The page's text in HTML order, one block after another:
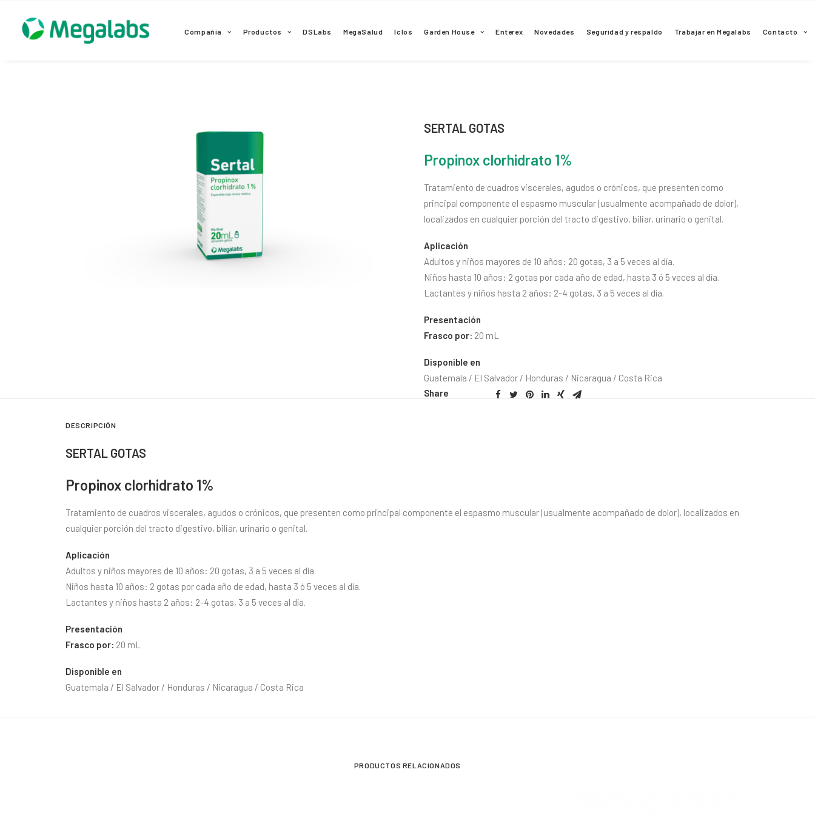
Compañia Productos DSLabs MegaSalud Iclos Garden House Enterex Novedades Seguridad y respaldo Trabajar en Megalabs Contacto
SERTAL GOTAS
Propinox clorhidrato 1%
Tratamiento de cuadros viscerales, agudos o crónicos, que presenten como
principal componente el espasmo muscular (usualmente acompañado de dolor),
localizados en cualquier porción del tracto digestivo, biliar, urinario o genital.
Aplicación
Adultos y niños mayores de 10 años: 20 gotas, 3 a 5 veces al día.
Niños hasta 10 años: 2 gotas por cada año de edad, hasta 3 ó 5 veces al día.
Lactantes y niños hasta 2 años: 2-4 gotas, 3 a 5 veces al día.
Presentación
Frasco por: 20 mL
Disponible en
Guatemala / El Salvador / Honduras / Nicaragua / Costa Rica
Share
DESCRIPCIÓN
SERTAL GOTAS
Propinox clorhidrato 1%
Tratamiento de cuadros viscerales, agudos o crónicos, que presenten como principal componente el espasmo muscular (usualmente acompañado de dolor), localizados en
cualquier porción del tracto digestivo, biliar, urinario o genital.
Aplicación
Adultos y niños mayores de 10 años: 20 gotas, 3 a 5 veces al día.
Niños hasta 10 años: 2 gotas por cada año de edad, hasta 3 ó 5 veces al día.
Lactantes y niños hasta 2 años: 2-4 gotas, 3 a 5 veces al día.
Presentación
Frasco por: 20 mL
Disponible en
Guatemala / El Salvador / Honduras / Nicaragua / Costa Rica
PRODUCTOS RELACIONADOS